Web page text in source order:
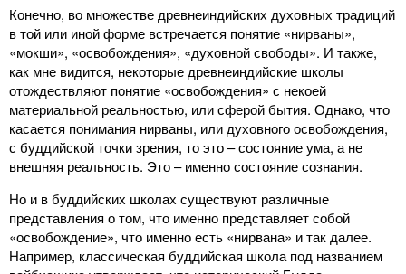
Конечно, во множестве древнеиндийских духовных традиций
в той или иной форме встречается понятие «нирваны»,
«мокши», «освобождения», «духовной свободы». И также,
как мне видится, некоторые древнеиндийские школы
отождествляют понятие «освобождения» с некоей
материальной реальностью, или сферой бытия. Однако, что
касается понимания нирваны, или духовного освобождения,
с буддийской точки зрения, то это – состояние ума, а не
внешняя реальность. Это – именно состояние сознания.
Но и в буддийских школах существуют различные
представления о том, что именно представляет собой
«освобождение», что именно есть «нирвана» и так далее.
Например, классическая буддийская школа под названием